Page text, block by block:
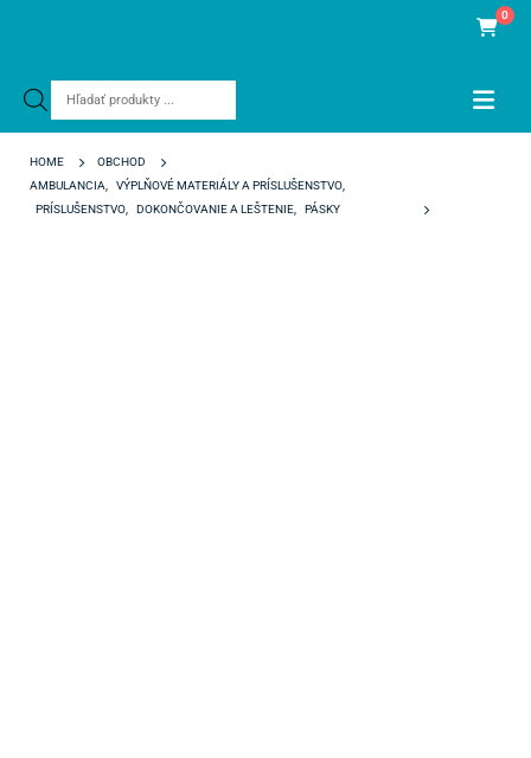
Products
0
HOME
OBCHOD
AMBULANCIA
VÝPLŇOVÉ MATERIÁLY A PRÍSLUŠENSTVO
PRÍSLUŠENSTVO
DOKONČOVANIE A LEŠTENIE
PÁSKY